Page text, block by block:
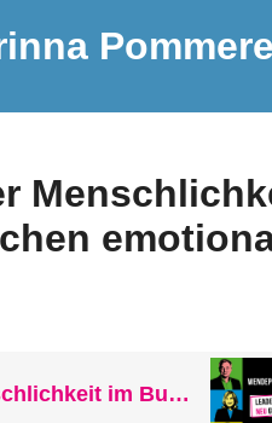
#046 Regina Först über Menschlichkeit im Business: Wir brauchen emotionale Verbundenheit!